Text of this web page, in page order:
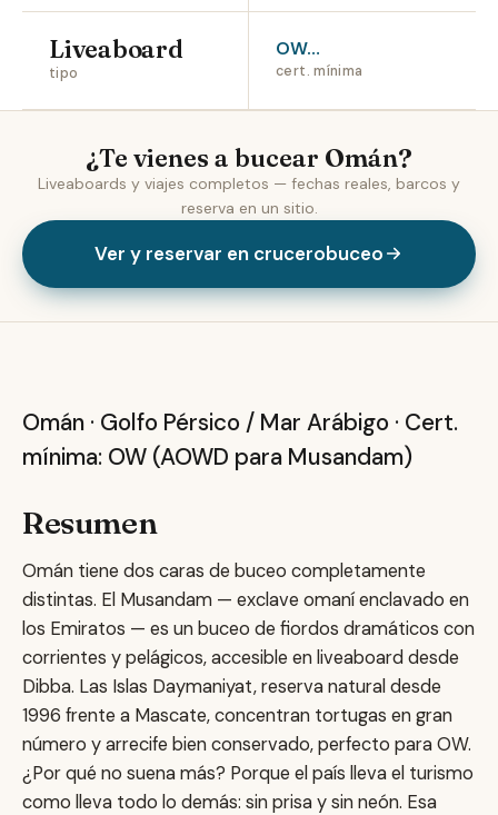
Liveaboard
tipo
OW…
cert. mínima
¿Te vienes a bucear Omán?
Liveaboards y viajes completos — fechas reales, barcos y
reserva en un sitio.
Ver y reservar en crucerobuceo
Omán — Musandam y
Omán · Golfo Pérsico / Mar Arábigo · Cert.
mínima: OW (AOWD para Musandam)
Resumen
Omán tiene dos caras de buceo completamente
distintas. El Musandam — exclave omaní enclavado en
los Emiratos — es un buceo de fiordos dramáticos con
corrientes y pelágicos, accesible en liveaboard desde
Dibba. Las Islas Daymaniyat, reserva natural desde
1996 frente a Mascate, concentran tortugas en gran
número y arrecife bien conservado, perfecto para OW.
¿Por qué no suena más? Porque el país lleva el turismo
como lleva todo lo demás: sin prisa y sin neón. Esa